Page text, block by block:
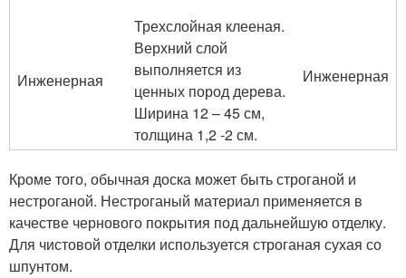
Инженерная
Трехслойная клееная.
Верхний слой
выполняется из
ценных пород дерева.
Ширина 12 – 45 см,
толщина 1,2 -2 см.
Инженерная
Кроме того, обычная доска может быть строганой и
нестроганой. Нестроганый материал применяется в
качестве чернового покрытия под дальнейшую отделку.
Для чистовой отделки используется строганая сухая со
шпунтом.